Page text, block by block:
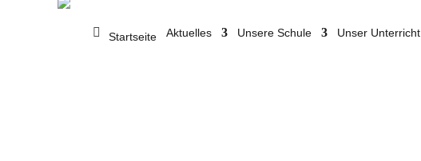
Startseite Aktuelles Unsere Schule Unser Unterricht